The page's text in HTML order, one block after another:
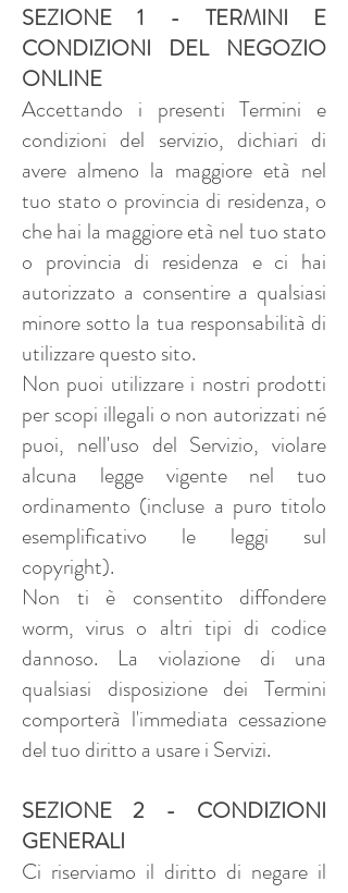
SEZIONE 1 - TERMINI E
CONDIZIONI DEL NEGOZIO
ONLINE
Accettando i presenti Termini e
condizioni del servizio, dichiari di
avere almeno la maggiore età nel
tuo stato o provincia di residenza, o
che hai la maggiore età nel tuo stato
o provincia di residenza e ci hai
autorizzato a consentire a qualsiasi
minore sotto la tua responsabilità di
utilizzare questo sito.
Non puoi utilizzare i nostri prodotti
per scopi illegali o non autorizzati né
puoi, nell'uso del Servizio, violare
alcuna legge vigente nel tuo
ordinamento (incluse a puro titolo
esemplificativo le leggi sul
copyright).
Non ti è consentito diffondere
worm, virus o altri tipi di codice
dannoso. La violazione di una
qualsiasi disposizione dei Termini
comporterà l'immediata cessazione
del tuo diritto a usare i Servizi.
SEZIONE 2 - CONDIZIONI
GENERALI
Ci riserviamo il diritto di negare il